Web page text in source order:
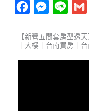
FacebookMessenger
Line
【新營五間套房型透
｜大樓｜台南買房｜